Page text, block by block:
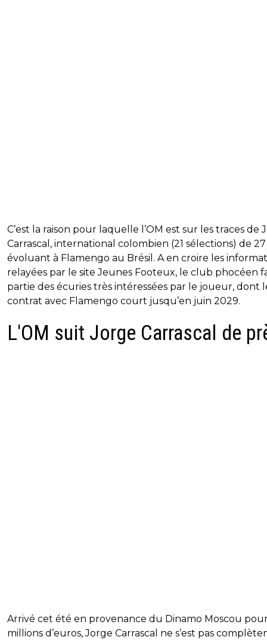
C’est la raison pour laquelle l’OM est sur les traces de
Carrascal, international colombien (21 sélections) de 27
évoluant à Flamengo au Brésil. A en croire les
relayées par le site Jeunes Footeux, le club phocéen
partie des écuries très intéressées par le joueur, dont
contrat avec Flamengo court jusqu’en juin 2029.
L'OM suit Jorge Carrascal de
Arrivé cet été en provenance du Dinamo Moscou
millions d’euros, Jorge Carrascal ne s’est pas